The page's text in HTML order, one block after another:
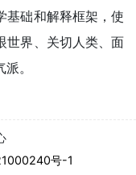
基础和解释框架，使
世界、关切人类、面
。
号-1